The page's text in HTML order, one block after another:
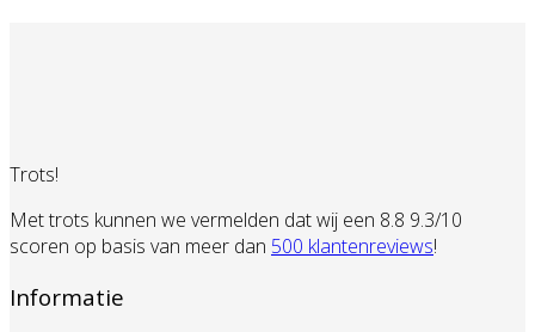
Trots!
Met trots kunnen we vermelden dat wij een 8.8 9.3/10
scoren op basis van meer dan 500 klantenreviews!
Informatie